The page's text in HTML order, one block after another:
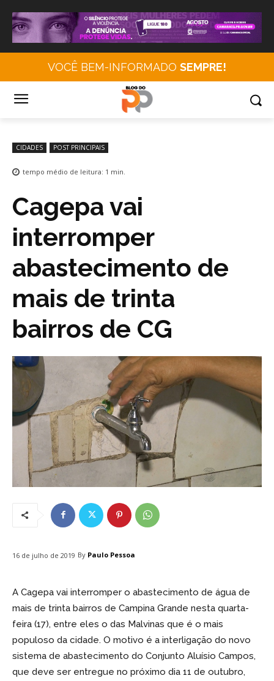
VOCÊ BEM-INFORMADO SEMPRE!
CIDADES POST PRINCIPAIS
tempo médio de leitura: 1 min.
Cagepa vai
interromper
abastecimento de
mais de trinta
bairros de CG
16 de julho de 2019 By Paulo Pessoa
A Cagepa vai interromper o abastecimento de água de
mais de trinta bairros de Campina Grande nesta quarta-
feira (17), entre eles o das Malvinas que é o mais
populoso da cidade. O motivo é a interligação do novo
sistema de abastecimento do Conjunto Aluísio Campos,
que deve ser entregue no próximo dia 11 de outubro,